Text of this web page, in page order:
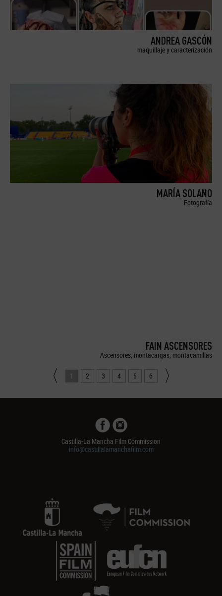
ANDREA GASCÓN
maquillaje y caracterización
MARÍA SOLANO
Fotografía
FAIN ASCENSORES
Ascensores, montacargas, montacamillas
1 2 3 4 5 6
Castilla-La Mancha Film Commission
info@castillalamanchafilm.com